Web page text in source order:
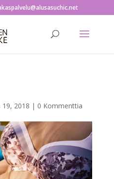
19, 2018 | 0 Kommenttia